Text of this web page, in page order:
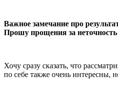
Важное замечание про
Прошу прощения за
Хочу сразу сказать, что
по себе также очень интересны,